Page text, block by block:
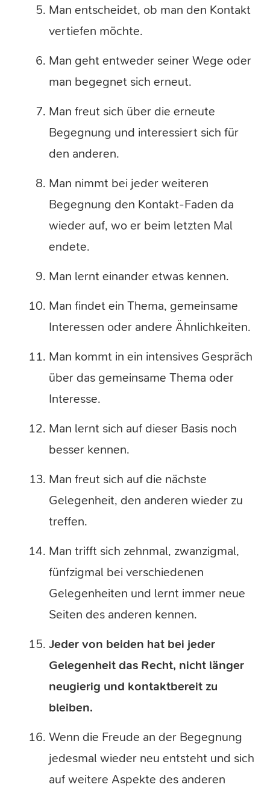
Man entscheidet, ob man den Kontakt
vertiefen möchte.
Man geht entweder seiner Wege oder
man begegnet sich erneut.
Man freut sich über die erneute
Begegnung und interessiert sich für
den anderen.
Man nimmt bei jeder weiteren
Begegnung den Kontakt-Faden da
wieder auf, wo er beim letzten Mal
endete.
Man lernt einander etwas kennen.
Man findet ein Thema, gemeinsame
Interessen oder andere Ähnlichkeiten.
Man kommt in ein intensives Gespräch
über das gemeinsame Thema oder
Interesse.
Man lernt sich auf dieser Basis noch
besser kennen.
Man freut sich auf die nächste
Gelegenheit, den anderen wieder zu
treffen.
Man trifft sich zehnmal, zwanzigmal,
fünfzigmal bei verschiedenen
Gelegenheiten und lernt immer neue
Seiten des anderen kennen.
Jeder von beiden hat bei jeder
Gelegenheit das Recht, nicht länger
neugierig und kontaktbereit zu
bleiben.
Wenn die Freude an der Begegnung
jedesmal wieder neu entsteht und sich
auf weitere Aspekte des anderen